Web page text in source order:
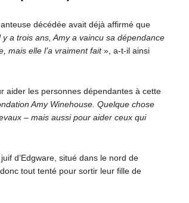
décédée avait déjà affirmé que
y a trois ans, Amy a vaincu sa dépendance
mais elle l’a vraiment fait», a-t-il ainsi
aider les personnes dépendantes à cette
Amy Winehouse. Quelque chose
– mais aussi pour aider ceux qui
d’Edgware, situé dans le nord de
tout tenté pour sortir leur fille de